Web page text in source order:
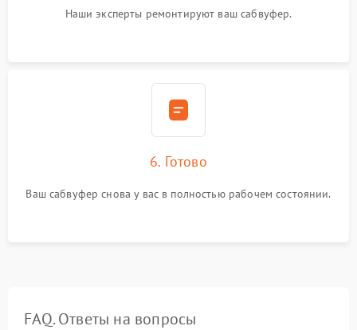
Наши эксперты ремонтируют ваш сабвуфер.
6. Готово
Ваш сабвуфер снова у вас в полностью рабочем состоянии.
FAQ. Ответы на вопросы